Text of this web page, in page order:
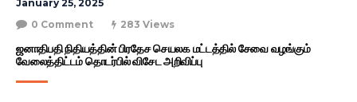
January 25, 2025
0 Comment
283 Views
ஜனாதிபதி நிதியத்தின் பிரதேச செயலக மட்டத்தில் சேவை வழங்கும்
வேலைத்திட்டம் தொடர்பில் விசேட அறிவிப்பு